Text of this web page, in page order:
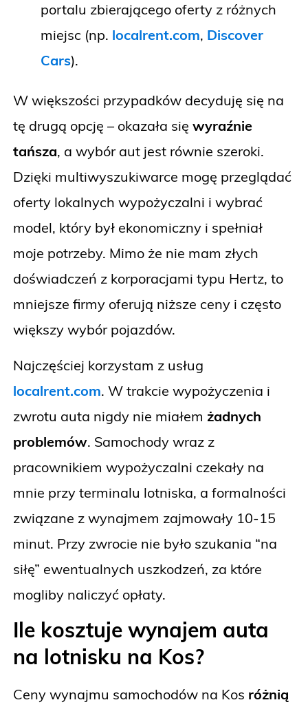
portalu zbierającego oferty z różnych
miejsc (np. localrent.com, Discover
Cars).
W większości przypadków decyduję się na
tę drugą opcję – okazała się wyraźnie
tańsza, a wybór aut jest równie szeroki.
Dzięki multiwyszukiwarce mogę przeglądać
oferty lokalnych wypożyczalni i wybrać
model, który był ekonomiczny i spełniał
moje potrzeby. Mimo że nie mam złych
doświadczeń z korporacjami typu Hertz, to
mniejsze firmy oferują niższe ceny i często
większy wybór pojazdów.
Najczęściej korzystam z usług
localrent.com. W trakcie wypożyczenia i
zwrotu auta nigdy nie miałem żadnych
problemów. Samochody wraz z
pracownikiem wypożyczalni czekały na
mnie przy terminalu lotniska, a formalności
związane z wynajmem zajmowały 10-15
minut. Przy zwrocie nie było szukania “na
siłę” ewentualnych uszkodzeń, za które
mogliby naliczyć opłaty.
Ile kosztuje wynajem auta
na lotnisku na Kos?
Ceny wynajmu samochodów na Kos różnią